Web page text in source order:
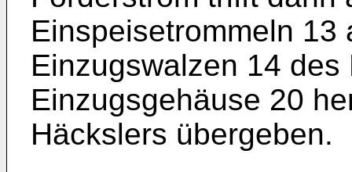
Einspeisetrommeln
Einzugswalzen 14
Einzugsgehäuse 20
Häckslers übergeben.